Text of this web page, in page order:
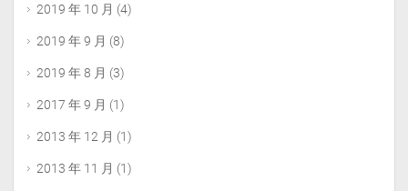
2019 年 10 月 (4)
2019 年 9 月 (8)
2019 年 8 月 (3)
2017 年 9 月 (1)
2013 年 12 月 (1)
2013 年 11 月 (1)